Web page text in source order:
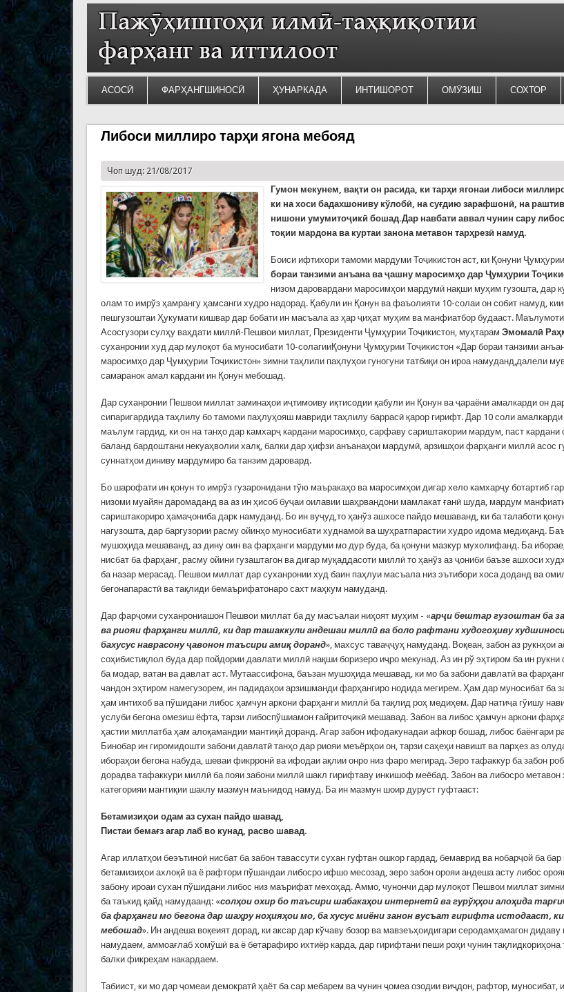
АСОСӢ ФАРҲАНГШИНОСӢ ҲУНАРКАДА ИНТИШОРОТ ОМӮЗИШ СОХТОР
Либоси миллиро тарҳи ягона мебояд
Чоп шуд: 21/08/2017
Гумон мекунем, вақти он расида, ки тарҳи ягонаи либоси
ки на хоси бадахшониву кўлобӣ, на суғдию зарафшонӣ, на
нишони умумитоҷикӣ бошад.Дар навбати аввал чунин сару
тоқии мардона ва куртаи занона метавон тарҳрезӣ намуд.
Боиси ифтихори тамоми мардуми Тоҷикистон аст, ки Қонуни
бораи танзими анъана ва ҷашну маросимҳо дар Ҷумҳурии
низом даровардани маросимҳои мардумӣ нақши муҳим гузошта, дар
олам то имрўз ҳамрангу ҳамсанги худро надорад. Қабули ин Қонун ва фаъолияти 10-солаи он собит намуд,
пешгузоштаи Ҳукумати кишвар дар бобати ин масъала аз ҳар ҷиҳат муҳим ва манфиатбор будааст.
Асосгузори сулҳу ваҳдати миллӣ-Пешвои миллат, Президенти Ҷумҳурии Тоҷикистон, муҳтарам Эмомалӣ
суханронии худ дар мулоқот ба муносибати 10-солагииҚонуни Ҷумҳурии Тоҷикистон «Дар бораи танзими
маросимҳо дар Ҷумҳурии Тоҷикистон» зимни таҳлили паҳлуҳои гуногуни татбиқи он ироа намуданд,далели
самаранок амал кардани ин Қонун мебошад.
Дар суханронии Пешвои миллат заминаҳои иҷтимоиву иқтисодии қабули ин Қонун ва ҷараёни амалкарди он
сипаригардида таҳлилу бо тамоми паҳлуҳояш мавриди таҳлилу баррасӣ қарор гирифт. Дар 10 соли амалкарди
маълум гардид, ки он на танҳо дар камхарҷ кардани маросимҳо, сарфаву сариштакории мардум, паст кардани
баланд бардоштани некуаҳволии халқ, балки дар ҳифзи анъанаҳои мардумӣ, арзишҳои фарҳанги миллӣ асос
суннатҳои диниву мардумиро ба танзим даровард.
Бо шарофати ин қонун то имрўз гузаронидани тўю маъракаҳо ва маросимҳои дигар хело камхарҷу ботартиб
низоми муайян даромаданд ва аз ин ҳисоб буҷаи оилавии шаҳрвандони мамлакат ғанӣ шуда, мардум
сариштакориро ҳамаҷониба дарк намуданд. Бо ин вуҷуд,то ҳанўз ашхосе пайдо мешаванд, ки ба талаботи
нагузошта, дар баргузории расму ойинҳо муносибати худнамоӣ ва шуҳратпарастии худро идома медиҳанд.
мушоҳида мешаванд, аз дину оин ва фарҳанги мардуми мо дур буда, ба қонуни мазкур мухолифанд. Ба
нисбат ба фарҳанг, расму ойини гузаштагон ва дигар муқаддасоти миллӣ то ҳанўз аз ҷониби баъзе ашхоси
ба назар мерасад. Пешвои миллат дар суханронии худ баин паҳлуи масъала низ эътибори хоса доданд ва
бегонапарастӣ ва тақлиди бемаърифатонаро сахт маҳкум намуданд.
Дар фарҷоми суханрониашон Пешвои миллат ба ду масъалаи ниҳоят муҳим - «арҷи бештар гузоштан ба
ва риояи фарҳанги миллӣ, ки дар ташаккули андешаи миллӣ ва боло рафтани худогоҳиву
бахусус наврасону ҷавонон таъсири амиқ доранд», махсус таваҷҷуҳ намуданд. Воқеан, забон аз рукнҳои
соҳибистиқлол буда дар пойдории давлати миллӣ нақши боризеро иҷро мекунад. Аз ин рў эҳтиром ба ин рукни
ба модар, ватан ва давлат аст. Мутаассифона, баъзан мушоҳида мешавад, ки мо ба забони давлатӣ ва
чандон эҳтиром намегузорем, ин падидаҳои арзишманди фарҳангиро нодида мегирем. Ҳам дар муносибат ба
ҳам интихоб ва пўшидани либос ҳамчун аркони фарҳанги миллӣ ба тақлид роҳ медиҳем. Дар натиҷа гўишу
услуби бегона омезиш ёфта, тарзи либоспўшиамон ғайритоҷикӣ мешавад. Забон ва либос ҳамчун аркони
ҳастии миллатба ҳам алоқамандии мантиқӣ доранд.Агар забон ифодакунадаи афкор бошад, либос баёнгари
Бинобар ин гиромидошти забони давлатӣ танҳо дар риояи меъёрҳои он, тарзи саҳеҳи навишт ва парҳез аз
ибораҳои бегона набуда, шеваи фикрронӣ ва ифодаи ақлии онро низ фаро мегирад. Зеро тафаккур ба забон
дорадва тафаккури миллӣ ба пояи забони миллӣ шакл гирифтаву инкишоф меёбад. Забон ва либосро метавон
категорияи мантиқии шаклу мазмун маънидод намуд. Ба ин мазмун шоир дуруст гуфтааст:
Бетамизиҳои одам аз сухан пайдо шавад,
Пистаи бемағз агар лаб во кунад, расво шавад.
Агар иллатҳои беэътиноӣ нисбат ба забон тавассути сухан гуфтан ошкор гардад, бемаврид ва нобарҷой ба
бетамизиҳои ахлоқӣ ва ё рафтори пўшандаи либосро ифшо месозад, зеро забон орояи андеша асту либос
забону ироаи сухан пўшидани либос низ маърифат мехоҳад. Аммо, чунончи дар мулоқот Пешвои миллат
ба таъкид қайд намудаанд: «солҳои охир бо таъсири шабакаҳои интернетӣ ва гурўҳҳои алоҳида
ба фарҳанги мо бегона дар шаҳру ноҳияҳои мо, ба хусус миёни занон вусъат гирифта истодааст,
мебошад». Ин андеша воқеият дорад, ки аксар дар кўчаву бозор ва мавзеъҳоидигари серодамҳамагон
намудаем, аммоағлаб хомўшӣ ва ё бетарафиро ихтиёр карда, дар гирифтани пеши роҳи чунин тақлидкориҳона
балки фикреҳам накардаем.
Табиист, ки мо дар ҷомеаи демократӣ ҳаёт ба сар мебарем ва чунин ҷомеа озодии виҷдон, рафтор, муносибат,